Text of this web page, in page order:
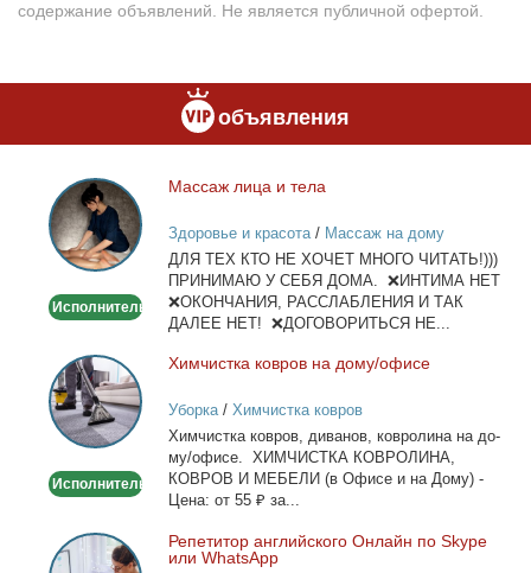
содержание объявлений. Не является публичной офертой.
объявления
Массаж
лица
и
тела
Исполнитель
Мас­саж ли­ца и те­ла
Здоровье и красота/ Массаж на дому
ДЛЯ ТЕХ КТО НЕ ХОЧЕТ МНОГО ЧИТАТЬ!)))
ПРИНИМАЮ У СЕБЯ ДОМА. ❌ИНТИМА НЕТ
❌ОКОНЧАНИЯ, РАССЛАБЛЕНИЯ И ТАК
ДАЛЕЕ НЕТ! ❌ДОГОВОРИТЬСЯ НЕ...
Химчистка
ковров
на
дому/
Исполнитель
Хим­чист­ка ков­ров на до­му/офи­се
Уборка/ Химчистка ковров
Хим­чист­ка ков­ров, ди­ва­нов, ков­ро­ли­на на до­
му/офи­се. ХИМЧИСТКА КОВРОЛИНА,
КОВРОВ И МЕБЕЛИ (в Офи­се и на До­му) -
Це­на: от 55 ₽ за...
Репетитор
английского
Ре­пе­ти­тор ан­глий­ско­го Он­лайн по Skype
или WhatsApp